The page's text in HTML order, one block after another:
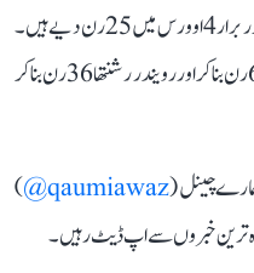
رویندر جڈیجہ نے 5 اوورس میں 29 رن، گرنور برار 4 اوورس میں 25 رن دیے ہیں۔
بلے بازوں کی بات کی جائے تو نشان فرنانڈو 65 رن بنا کر اور رویندر رشنتھا 36 رن بنا کر
چینل (qaumiawaz@
)
ترین خبروں سے اپ ڈیٹ رہیں۔